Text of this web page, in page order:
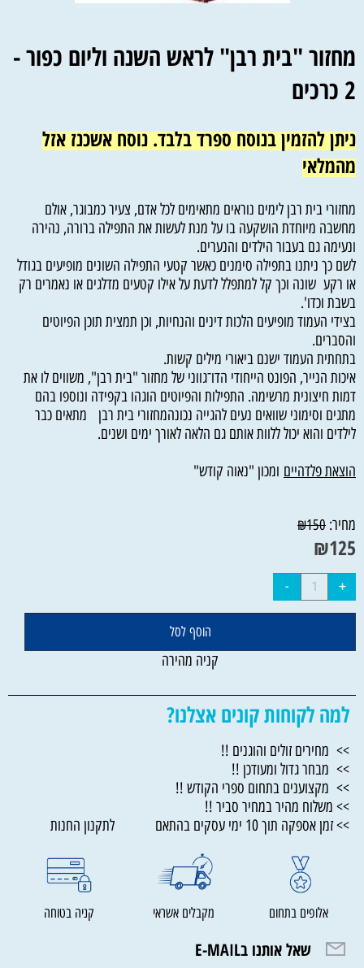
מחזור "בית רבן" לראש השנה וליום כפור -
2 כרכים
ניתן להזמין בנוסח ספרד בלבד. נוסח אשכנז אזל
מהמלאי
מחזורי בית רבן לימים נוראים מתאימים לכל אדם, צעיר כמבוגר, אולם
מחשבה מיוחדת הושקעה בו על מנת לעשות את התפילה ברורה, נהירה
ונעימה גם בעבור הילדים והנערים.
לשם כך ניתנו בתפילה סימנים כאשר קטעי התפילה השונים מופיעים בגודל
או רקע שונה וכך קל למתפלל לדעת על אילו קטעים מדלגים או נאמרים רק
בשבת וכדו'.
בצידי העמוד מופיעים הלכות דינים והנחיות, וכן תמצית תוכן הפיוטים
והסברים.
בתחתית העמוד ישנם ביאורי מילים קשות.
איכות הנייר, הפונט הייחודי הדו־גווני של מחזור "בית רבן", משווים לו את
דמות חיצונית מרשימה. התפילות והפיוטים הוגהו בקפידה ונוספו בהם
מתגים וסימוני שוואים נעים להגייה נכונהמחזורי בית רבן מתאים כבר
לילדים והוא יכול ללוות אותם גם הלאה לאורך ימים ושנים.
הוצאת פלדהייםומכון "נאוה קודש"
מחיר: ₪150
₪125
הוסף לסל
קניה מהירה
למה לקוחות קונים אצלנו?
>> מחירים זולים והוגנים !!
>> מבחר גדול ומעודכן !!
>> מקצוענים בתחום ספרי הקודש !!
>> משלוח מהיר במחיר סביר !!
>> זמן אספקה תוך 10 ימי עסקים בהתאם לתקנון החנות
אלופים בתחום מקבלים אשראי קניה בטוחה
שאל אותנו בE-MAIL